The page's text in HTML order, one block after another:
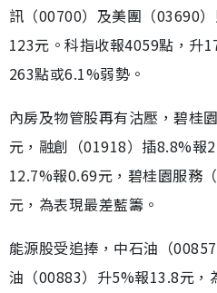
訊（00700）及美團（03690
123元。科指收報4059點，升
263點或6.1%弱勢。
內房及物管股再有沽壓，碧桂
元，融創（01918）插8.8%報
12.7%報0.69元，碧桂園服務
元，為表現最差藍籌。
能源股受追捧，中石油（
油（00883）升5%報13.8元，